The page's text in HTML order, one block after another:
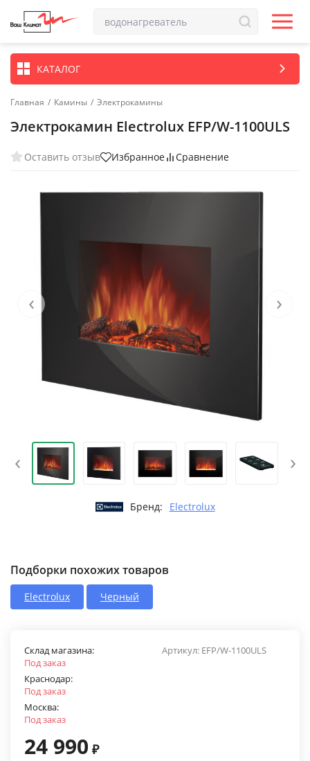
КАТАЛОГ
Главная / Камины / Электрокамины
Электрокамин Electrolux EFP/W-1100ULS
Оставить отзыв Избранное Сравнение
‹ ›
‹ ›
Бренд: Electrolux
Подборки похожих товаров
Electrolux Черный
Артикул: EFP/W-1100ULS
Склад магазина:
Под заказ
Краснодар:
Под заказ
Москва:
Под заказ
24 990 ₽